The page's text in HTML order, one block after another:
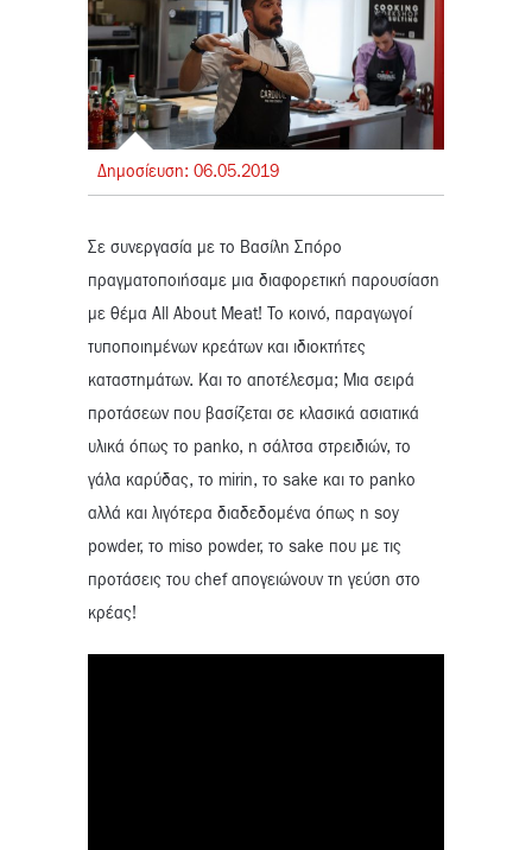
Δημοσίευση: 06.05.2019
Σε συνεργασία με το Βασίλη Σπόρο
πραγματοποιήσαμε μια διαφορετική παρουσίαση
με θέμα All About Meat! Το κοινό, παραγωγοί
τυποποιημένων κρεάτων και ιδιοκτήτες
καταστημάτων. Και το αποτέλεσμα; Μια σειρά
προτάσεων που βασίζεται σε κλασικά ασιατικά
υλικά όπως το panko, η σάλτσα στρειδιών, το
γάλα καρύδας, το mirin, το sake και το panko
αλλά και λιγότερα διαδεδομένα όπως η soy
powder, το miso powder, το sake που με τις
προτάσεις του chef απογειώνουν τη γεύση στο
κρέας!